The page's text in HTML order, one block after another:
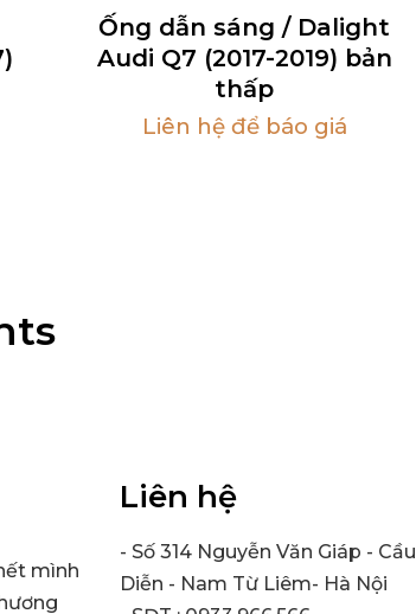
Ống dẫn sáng / Dalight
Audi Q7 (2017-2019) bản
thấp
Liên hệ để báo giá
mình
Liên hệ
- Số 314 Nguyễn Văn Giáp - Cầu
Diễn - Nam Từ Liêm- Hà Nội